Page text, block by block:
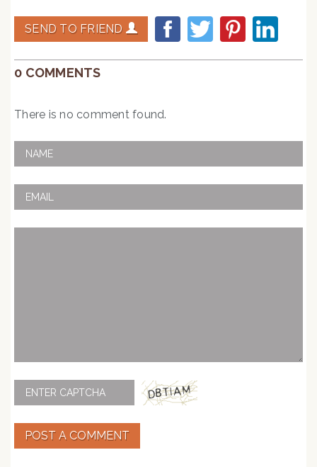
SEND TO FRIEND
0 COMMENTS
There is no comment found.
POST A COMMENT